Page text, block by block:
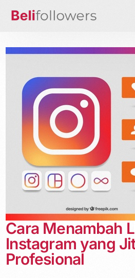
Cara Menambah
Instagram yang
Profesional